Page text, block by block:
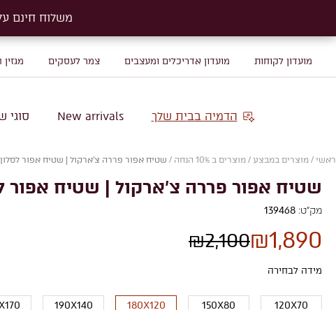
מועדון לקוחות מועדון אדריכלים ומעצבים צמר לעסקים
הדמיה בבית שלך New arrivals סוגי
ראשי / מוצרים במבצע / מוצרים ב 10% הנחה / שטיח אפור פררה צ'ארקול | שטיח אפור לסלון
שטיח אפור פררה צ'ארקול | שטיח אפור
מק"ט: 139468
₪2,100₪1,890
מידה לבחירה
120X70
150X80
180X120
190X140
משלוח חינם על שטיחים
משלוח חינם על שטיחים